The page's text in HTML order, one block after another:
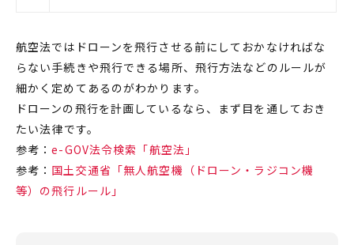
航空法では ドローンを飛行させる前にしておかなければな
らない手続きや飛行できる場所、飛行方法などの ルールが
細かく定めてあるのがわかります。
ドローンの飛行を計画しているなら、まず目を通しておき
たい法律です。
参考：e-GOV法令検索「航空法」
参考： 国土交通省「無人航空機（ドローン・ラジコン機
等）の飛行ルール」